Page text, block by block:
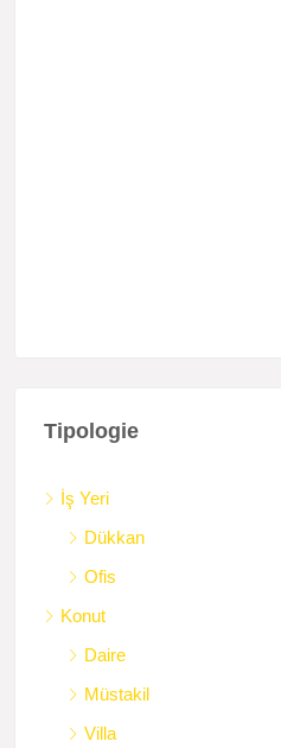
Tipologie
İş Yeri
Dükkan
Ofis
Konut
Daire
Müstakil
Villa